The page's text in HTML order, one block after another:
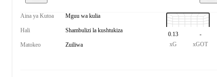
Aina ya Kutoa Mguu wa kulia
Hali Shambulizi la kushtukiza
Matokeo Zuiliwa
0.13
xG
-
xGOT